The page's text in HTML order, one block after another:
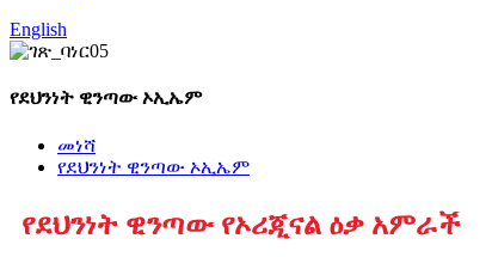
English
የደህንነት ዊንጣው ኦኢኤም
መነሻ
የደህንነት ዊንጣው ኦኢኤም
የደህንነት ዊንጣው የኦሪጂናል ዕቃ አምራች